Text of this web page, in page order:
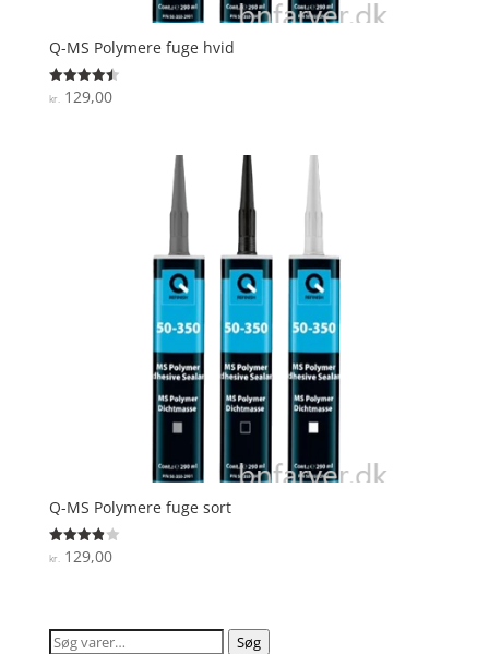
Q-MS Polymere fuge hvid
Vurderet
4.5
kr.129,00
Q-MS Polymere fuge sort
Vurderet
3.9
kr.129,00
Søg
Søg